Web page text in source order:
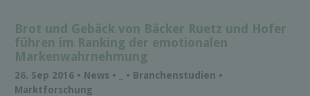
Brot und Gebäck von Bäcker Ruetz und Hofer
führen im Ranking der emotionalen
Markenwahrnehmung
26. Sep 2016 • News • _ • Branchenstudien •
Marktforschung